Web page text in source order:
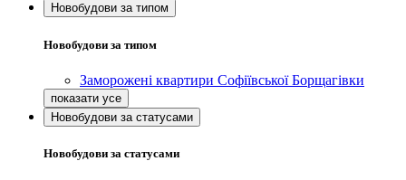
Новобудови за типом
Новобудови за типом
Заморожені квартири Софіївської Борщагівки
Новобудови за статусами
Новобудови за статусами